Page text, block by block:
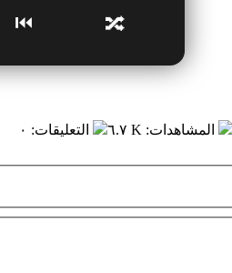
🔀
⏮
المشاهدات: ٦.٧ K التعليقات: ٠